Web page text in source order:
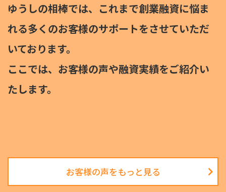
ゆうしの相棒では、これまで創業融資に悩ま
れる多くのお客様のサポートをさせていただ
いております。
ここでは、お客様の声や融資実績をご紹介い
たします。
お客様の声をもっと見る